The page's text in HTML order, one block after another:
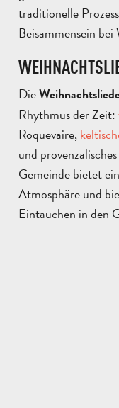
traditionelle
Beisammensein bei
Die
Rhythmus der Zeit:
Roquevaire,
und
Gemeinde bietet
Atmosphäre und
Eintauchen in den